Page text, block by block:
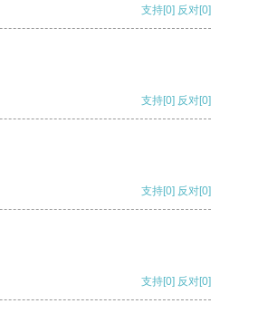
支持[0] 反对[0]
支持[0] 反对[0]
支持[0] 反对[0]
支持[0] 反对[0]